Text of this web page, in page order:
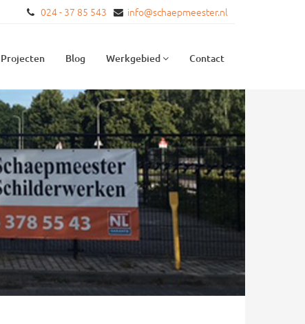
024 - 37 85 543 info@schaepmeester.nl
Projecten Blog Werkgebied Contact